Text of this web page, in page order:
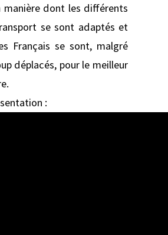
manière dont les différents
se sont adaptés et
Français se sont, malgré
déplacés, pour le meilleur
: